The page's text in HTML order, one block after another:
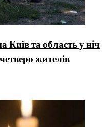
Київ та область у ніч
жителів